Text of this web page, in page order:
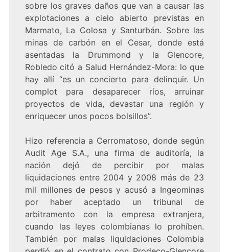
sobre los graves daños que van a causar las
explotaciones a cielo abierto previstas en
Marmato, La Colosa y Santurbán. Sobre las
minas de carbón en el Cesar, donde está
asentadas la Drummond y la Glencore,
Robledo citó a Salud Hernández-Mora: lo que
hay allí “es un concierto para delinquir. Un
complot para desaparecer ríos, arruinar
proyectos de vida, devastar una región y
enriquecer unos pocos bolsillos”.
Hizo referencia a Cerromatoso, donde según
Audit Age S.A., una firma de auditoría, la
nación dejó de percibir por malas
liquidaciones entre 2004 y 2008 más de 23
mil millones de pesos y acusó a Ingeominas
por haber aceptado un tribunal de
arbitramento con la empresa extranjera,
cuando las leyes colombianas lo prohíben.
También por malas liquidaciones Colombia